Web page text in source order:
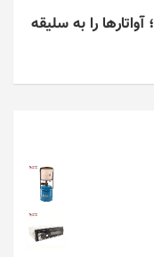
بازی/ Pastel Friends؛ آواتارها را به سلیقه